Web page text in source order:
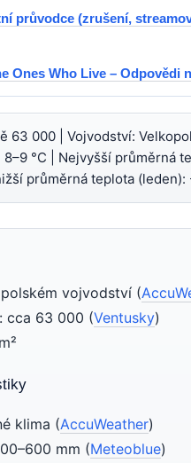
průvodce (zrušení,
Ones Who Live – Odpovědi
63 000 | Vojvodství:
°C | Nejvyšší průměrná
průměrná teplota (leden):
vojvodství (
cca 63 000 (Ventusky)
klima (AccuWeather)
mm (Meteoblue)